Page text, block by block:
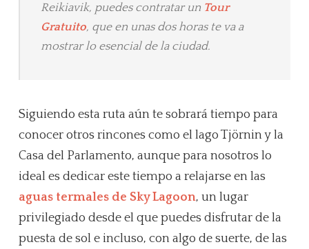
Reikiavik, puedes contratar un Tour
Gratuito, que en unas dos horas te va a
mostrar lo esencial de la ciudad.
Siguiendo esta ruta aún te sobrará tiempo para
conocer otros rincones como el lago Tjörnin y la
Casa del Parlamento, aunque para nosotros lo
ideal es dedicar este tiempo a relajarse en las
aguas termales de Sky Lagoon, un lugar
privilegiado desde el que puedes disfrutar de la
puesta de sol e incluso, con algo de suerte, de las